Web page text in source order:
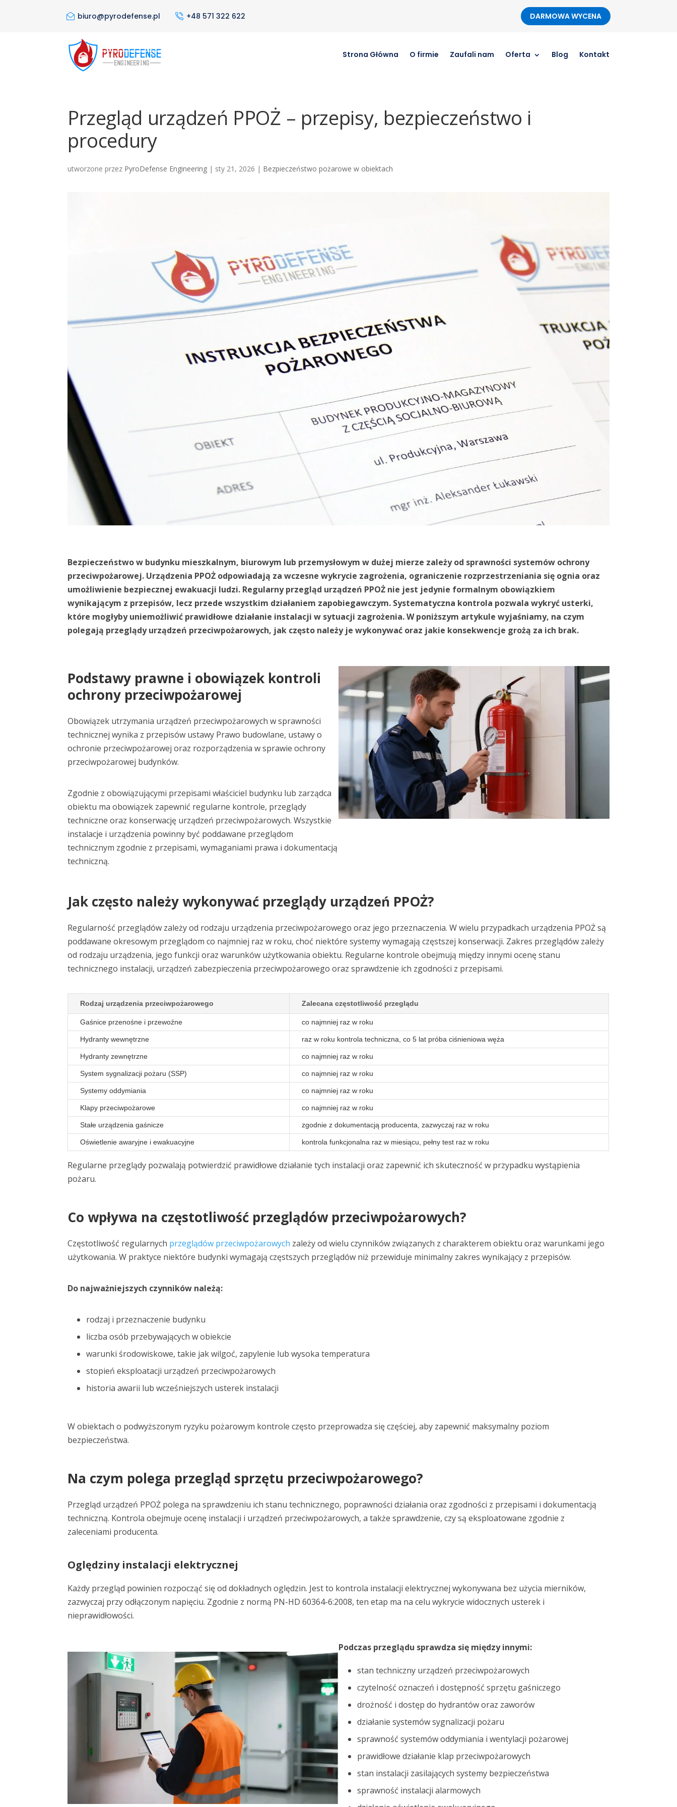
biuro@pyrodefense.pl +48 571 322 622 DARMOWA WYCENA
Strona Główna O firmie Zaufali nam Oferta Blog Kontakt
Przegląd urządzeń PPOŻ – przepisy, bezpieczeństwo i
procedury
utworzone przez PyroDefense Engineering | sty 21, 2026 | Bezpieczeństwo pożarowe w obiektach
Bezpieczeństwo w budynku mieszkalnym, biurowym lub przemysłowym w dużej mierze zależy od sprawności systemów ochrony
przeciwpożarowej. Urządzenia PPOŻ odpowiadają za wczesne wykrycie zagrożenia, ograniczenie rozprzestrzeniania się ognia oraz
umożliwienie bezpiecznej ewakuacji ludzi. Regularny przegląd urządzeń PPOŻ nie jest jedynie formalnym obowiązkiem
wynikającym z przepisów, lecz przede wszystkim działaniem zapobiegawczym. Systematyczna kontrola pozwala wykryć usterki,
które mogłyby uniemożliwić prawidłowe działanie instalacji w sytuacji zagrożenia. W poniższym artykule wyjaśniamy, na czym
polegają przeglądy urządzeń przeciwpożarowych, jak często należy je wykonywać oraz jakie konsekwencje grożą za ich brak.
Podstawy prawne i obowiązek kontroli
ochrony przeciwpożarowej
Obowiązek utrzymania urządzeń przeciwpożarowych w sprawności
technicznej wynika z przepisów ustawy Prawo budowlane, ustawy o
ochronie przeciwpożarowej oraz rozporządzenia w sprawie ochrony
przeciwpożarowej budynków.
Zgodnie z obowiązującymi przepisami właściciel budynku lub zarządca
obiektu ma obowiązek zapewnić regularne kontrole, przeglądy
techniczne oraz konserwację urządzeń przeciwpożarowych. Wszystkie
instalacje i urządzenia powinny być poddawane przeglądom
technicznym zgodnie z przepisami, wymaganiami prawa i dokumentacją
techniczną.
Jak często należy wykonywać przeglądy urządzeń PPOŻ?
Regularność przeglądów zależy od rodzaju urządzenia przeciwpożarowego oraz jego przeznaczenia. W wielu przypadkach urządzenia PPOŻ są
poddawane okresowym przeglądom co najmniej raz w roku, choć niektóre systemy wymagają częstszej konserwacji. Zakres przeglądów zależy
od rodzaju urządzenia, jego funkcji oraz warunków użytkowania obiektu. Regularne kontrole obejmują między innymi ocenę stanu
technicznego instalacji, urządzeń zabezpieczenia przeciwpożarowego oraz sprawdzenie ich zgodności z przepisami.
Rodzaj urządzenia przeciwpożarowego Zalecana częstotliwość przeglądu
Gaśnice przenośne i przewoźne co najmniej raz w roku
Hydranty wewnętrzne raz w roku kontrola techniczna, co 5 lat próba ciśnieniowa węża
Hydranty zewnętrzne co najmniej raz w roku
System sygnalizacji pożaru (SSP) co najmniej raz w roku
Systemy oddymiania co najmniej raz w roku
Klapy przeciwpożarowe co najmniej raz w roku
Stałe urządzenia gaśnicze zgodnie z dokumentacją producenta, zazwyczaj raz w roku
Oświetlenie awaryjne i ewakuacyjne kontrola funkcjonalna raz w miesiącu, pełny test raz w roku
Regularne przeglądy pozwalają potwierdzić prawidłowe działanie tych instalacji oraz zapewnić ich skuteczność w przypadku wystąpienia
pożaru.
Co wpływa na częstotliwość przeglądów przeciwpożarowych?
Częstotliwość regularnych przeglądów przeciwpożarowych zależy od wielu czynników związanych z charakterem obiektu oraz warunkami jego
użytkowania. W praktyce niektóre budynki wymagają częstszych przeglądów niż przewiduje minimalny zakres wynikający z przepisów.
Do najważniejszych czynników należą:
rodzaj i przeznaczenie budynku
liczba osób przebywających w obiekcie
warunki środowiskowe, takie jak wilgoć, zapylenie lub wysoka temperatura
stopień eksploatacji urządzeń przeciwpożarowych
historia awarii lub wcześniejszych usterek instalacji
W obiektach o podwyższonym ryzyku pożarowym kontrole często przeprowadza się częściej, aby zapewnić maksymalny poziom
bezpieczeństwa.
Na czym polega przegląd sprzętu przeciwpożarowego?
Przegląd urządzeń PPOŻ polega na sprawdzeniu ich stanu technicznego, poprawności działania oraz zgodności z przepisami i dokumentacją
techniczną. Kontrola obejmuje ocenę instalacji i urządzeń przeciwpożarowych, a także sprawdzenie, czy są eksploatowane zgodnie z
zaleceniami producenta.
Oględziny instalacji elektrycznej
Każdy przegląd powinien rozpocząć się od dokładnych oględzin. Jest to kontrola instalacji elektrycznej wykonywana bez użycia mierników,
zazwyczaj przy odłączonym napięciu. Zgodnie z normą PN-HD 60364-6:2008, ten etap ma na celu wykrycie widocznych usterek i
nieprawidłowości.
Podczas przeglądu sprawdza się między innymi:
stan techniczny urządzeń przeciwpożarowych
czytelność oznaczeń i dostępność sprzętu gaśniczego
drożność i dostęp do hydrantów oraz zaworów
działanie systemów sygnalizacji pożaru
sprawność systemów oddymiania i wentylacji pożarowej
prawidłowe działanie klap przeciwpożarowych
stan instalacji zasilających systemy bezpieczeństwa
sprawność instalacji alarmowych